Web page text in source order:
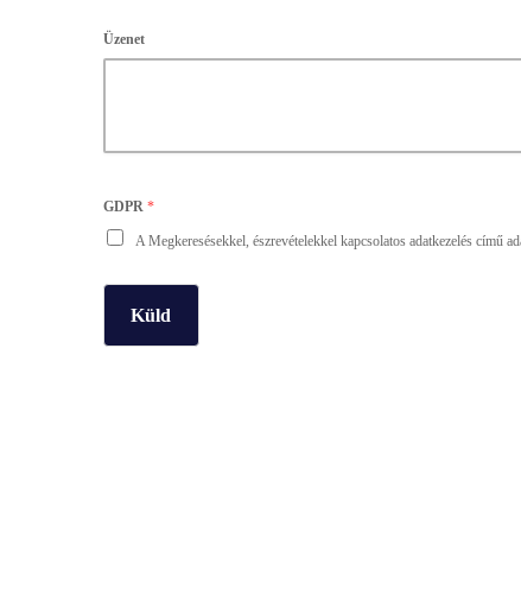
Üzenet
GDPR *
A Megkeresésekkel, észrevételekkel kapcsolatos adatkezelés című
Küld